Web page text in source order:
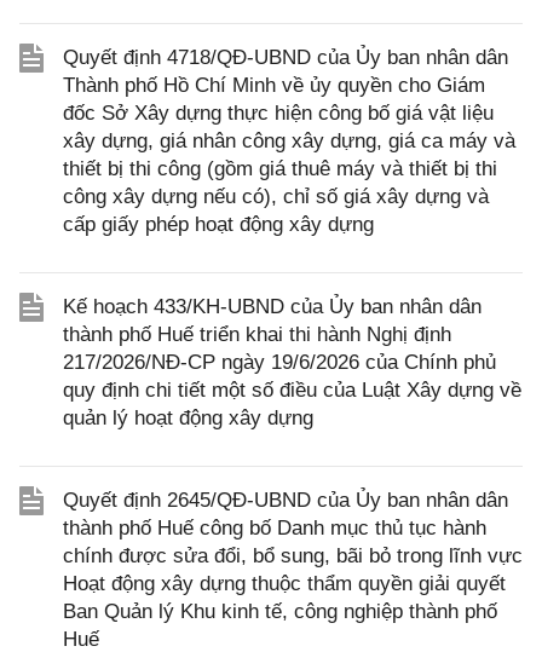
Quyết định 4718/QĐ-UBND của Ủy ban nhân dân
Thành phố Hồ Chí Minh về ủy quyền cho Giám
đốc Sở Xây dựng thực hiện công bố giá vật liệu
xây dựng, giá nhân công xây dựng, giá ca máy và
thiết bị thi công (gồm giá thuê máy và thiết bị thi
công xây dựng nếu có), chỉ số giá xây dựng và
cấp giấy phép hoạt động xây dựng
Kế hoạch 433/KH-UBND của Ủy ban nhân dân
thành phố Huế triển khai thi hành Nghị định
217/2026/NĐ-CP ngày 19/6/2026 của Chính phủ
quy định chi tiết một số điều của Luật Xây dựng về
quản lý hoạt động xây dựng
Quyết định 2645/QĐ-UBND của Ủy ban nhân dân
thành phố Huế công bố Danh mục thủ tục hành
chính được sửa đổi, bổ sung, bãi bỏ trong lĩnh vực
Hoạt động xây dựng thuộc thẩm quyền giải quyết
Ban Quản lý Khu kinh tế, công nghiệp thành phố
Huế